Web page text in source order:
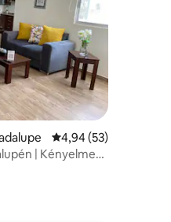
Átlagos értékelés: 5/
4,94 (53)
| Kényelmes,